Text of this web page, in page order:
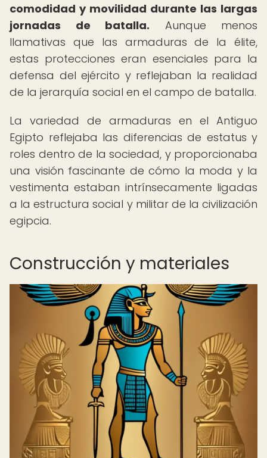
comodidad y movilidad durante las largas
jornadas de batalla. Aunque menos
llamativas que las armaduras de la élite,
estas protecciones eran esenciales para la
defensa del ejército y reflejaban la realidad
de la jerarquía social en el campo de batalla.
La variedad de armaduras en el Antiguo
Egipto reflejaba las diferencias de estatus y
roles dentro de la sociedad, y proporcionaba
una visión fascinante de cómo la moda y la
vestimenta estaban intrínsecamente ligadas
a la estructura social y militar de la civilización
egipcia.
Construcción y materiales